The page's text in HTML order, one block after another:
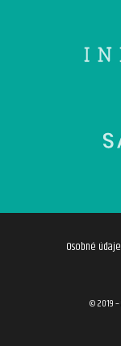
Osobné údaje
© 2019